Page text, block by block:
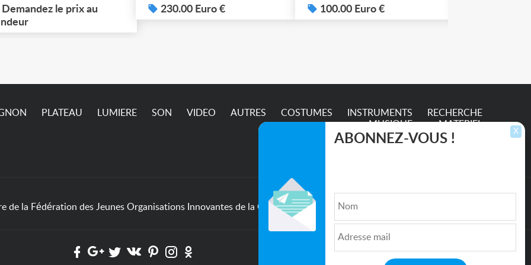
dossier en photos. À
à Ivry-sur-Seine
jusqu'à ce vendredi 7
Demandez le prix au
sup sur demande ça ne
passe pas sur l’annonce
230.00 Euro € 100.00 Euro €
PLATEAU LUMIERE SON VIDEO AUTRES COSTUMES
INSTRUMENTS
MUSIQUE
RECHERCHE
MATERIEL
de la Fédération des Jeunes Organisations Innovantes de la Culture et de l'Entertainment
Qui sommes nous ?| Médias| Newsletter| CGU|
X
ABONNEZ-VOUS !